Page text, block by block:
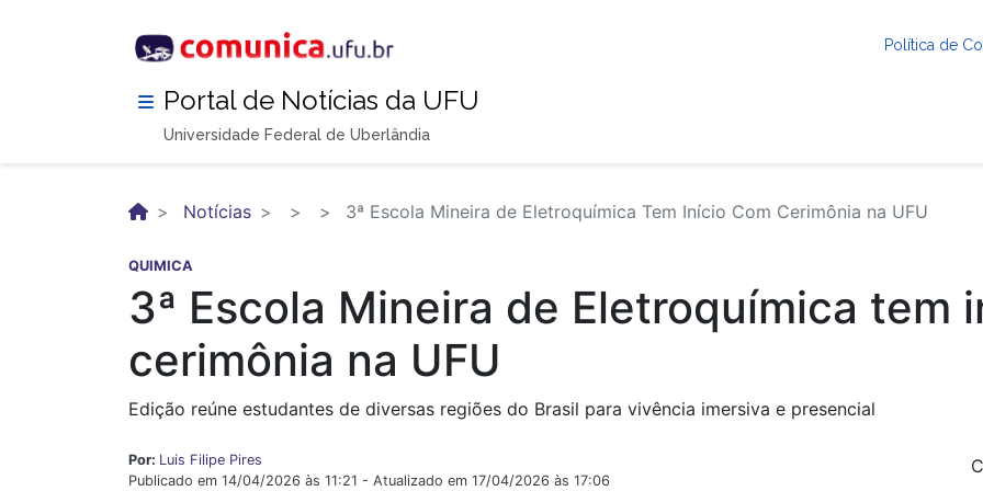
Política de
Portal de Notícias da UFU
Universidade Federal de Uberlândia
Notícias 3ª Escola Mineira de Eletroquímica Tem Início Com Cerimônia na UFU
QUIMICA
3ª Escola Mineira de Eletroquímica tem
cerimônia na UFU
Edição reúne estudantes de diversas regiões do Brasil para vivência imersiva e presencial
Por: Luis Filipe Pires
Publicado em 14/04/2026 às 11:21 - Atualizado em 17/04/2026 às 17:06